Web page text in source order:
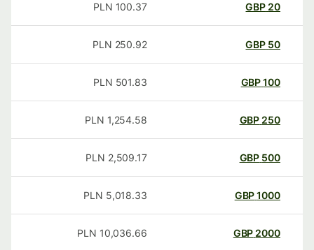
20
GBP
100.37
PLN
50
GBP
250.92
PLN
100
GBP
501.83
PLN
250
GBP
1,254.58
PLN
500
GBP
2,509.17
PLN
1000
GBP
5,018.33
PLN
2000
GBP
10,036.66
PLN